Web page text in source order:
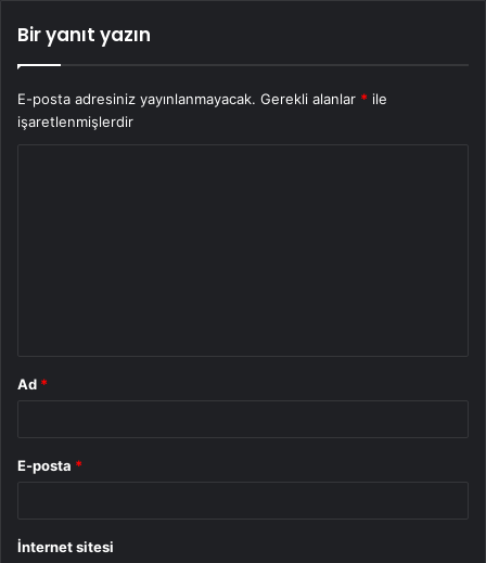
Bir yanıt yazın
E-posta adresiniz yayınlanmayacak. Gerekli alanlar * ile
işaretlenmişlerdir
Ad *
E-posta *
İnternet sitesi